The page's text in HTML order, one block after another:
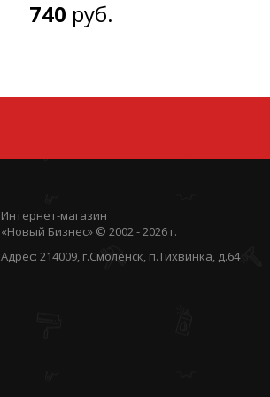
740 руб.
Интернет-магазин
«Новый Бизнес» © 2002 - 2026 г.
Адрес: 214009, г.Смоленск, п.Тихвинка, д.64